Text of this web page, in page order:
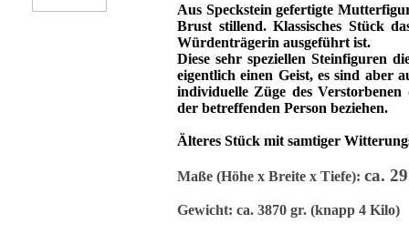
Aus Speckstein gefertigte
Brust stillend. Klassisches Stück
Würdenträgerin ausgeführt ist.
Diese sehr speziellen Steinfiguren
eigentlich einen Geist, es sind aber
individuelle Züge des
der betreffenden Person beziehen.
Älteres Stück mit samtiger
Maße (Höhe x Breite x Tiefe): ca.
Gewicht: ca. 3870 gr. (knapp 4 Kilo)